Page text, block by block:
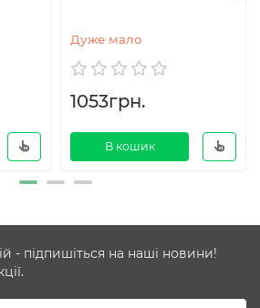
Дуже мало
1053грн.
В кошик
- підпишіться на наші новини!